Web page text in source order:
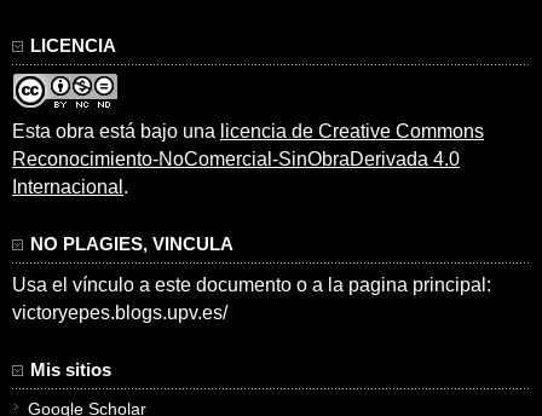
LICENCIA
Esta obra está bajo una licencia de Creative Commons
Reconocimiento-NoComercial-SinObraDerivada 4.0
Internacional .
NO PLAGIES, VINCULA
Usa el vínculo a este documento o a la pagina principal:
victoryepes.blogs.upv.es/
Mis sitios
Google Scholar